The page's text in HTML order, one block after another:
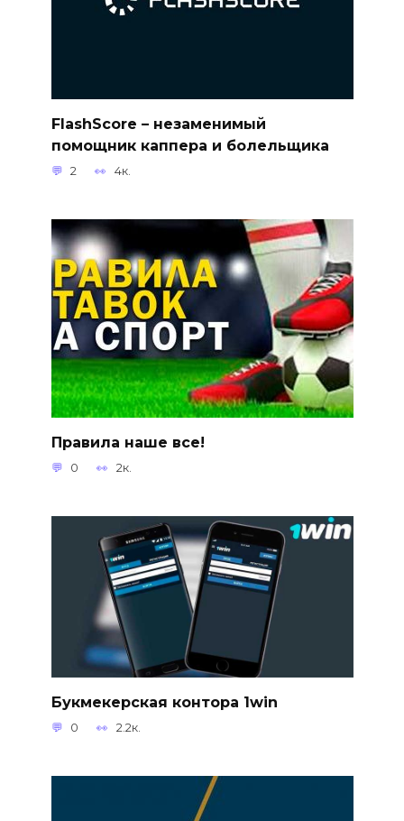
FlashScore – незаменимый
помощник каппера и болельщика
2 4к.
Правила наше все!
0 2к.
Букмекерская контора 1win
0 2.2к.